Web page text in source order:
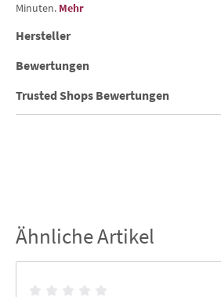
Minuten. Mehr
Hersteller
Bewertungen
Trusted Shops Bewertungen
Produktgalerie überspringen
Ähnliche Artikel